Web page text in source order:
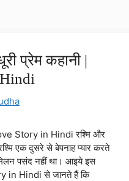
प्रेम कहानी |
Story in Hindi रश्मि और
रश्मि एक दुसरे से बेपनाह प्यार करते
पसंद नहीं था। आइये इस
in Hindi से जानते हैं कि